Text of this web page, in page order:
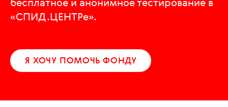
бесплатное и анонимное тестирование в
«СПИД.ЦЕНТРе».
Я ХОЧУ ПОМОЧЬ ФОНДУ